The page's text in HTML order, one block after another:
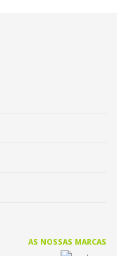
AS NOSSAS MARCAS